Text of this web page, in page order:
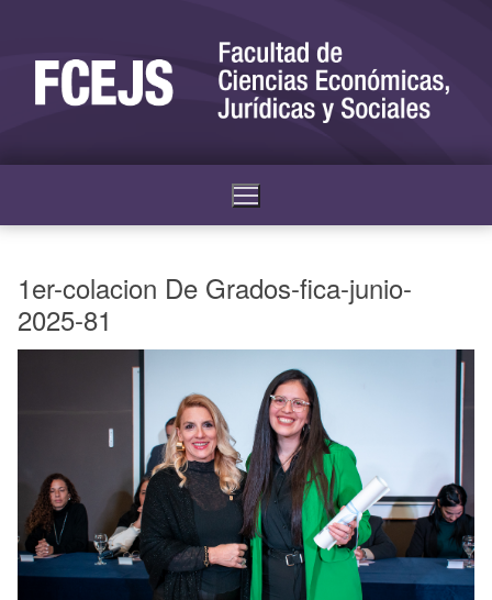
1er-colacion De Grados-fica-junio-
2025-81